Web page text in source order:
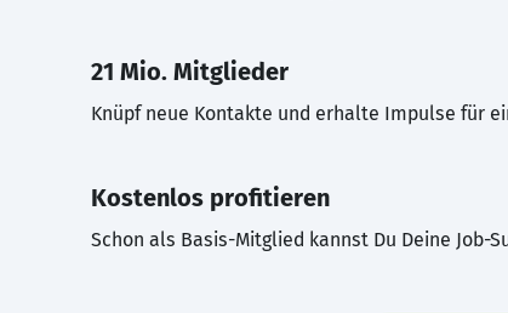
21 Mio. Mitglieder
Knüpf neue Kontakte und erhalte Impulse für
Kostenlos profitieren
Schon als Basis-Mitglied kannst Du Deine Job-